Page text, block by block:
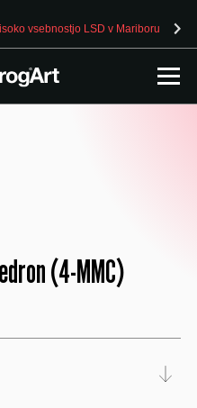
vsebnostjo LSD v Mariboru
(4-MMC)